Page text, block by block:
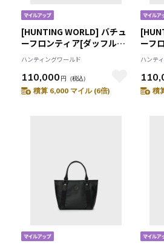
[HUNTING WORLD] バチュ
ーフロンティア[ダッフル
2353BFR]グリーン
6109092455
ハンティングワールド
110,000 円 （税込）
積算 6,000 マイル (6倍)
ーフ
ハンテ
積